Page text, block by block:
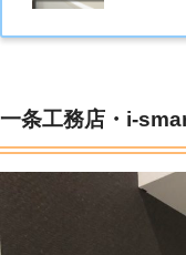
一条工務店・i-